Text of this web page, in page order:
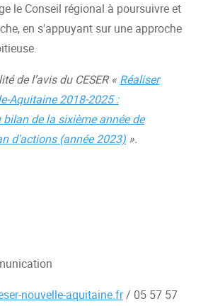
le Conseil régional à poursuivre et
en s'appuyant sur une approche
de l’avis du CESER «Réaliser
Aquitaine 2018-2025 :
de la sixième année de
d'actions (année 2023) ».
nouvelle-aquitaine.fr/ 05 57 57